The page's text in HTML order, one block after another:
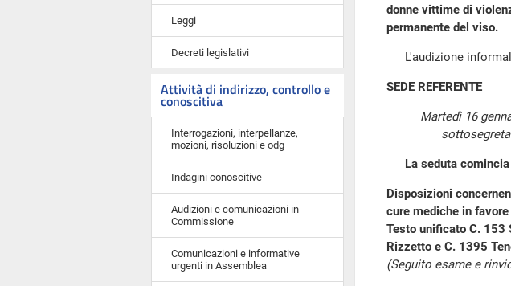
Leggi
Decreti legislativi
Attività di indirizzo, controllo e
conoscitiva
Interrogazioni, interpellanze,
mozioni, risoluzioni e odg
Indagini conoscitive
Audizioni e comunicazioni in
Commissione
Comunicazioni e informative
urgenti in Assemblea
donne vittime di
permanente del viso.
L'audizione
SEDE REFERENTE
Martedì 16
La seduta
Disposizioni
cure mediche in
Testo unificato C. 153
Rizzetto e C. 1395
(Seguito esame e